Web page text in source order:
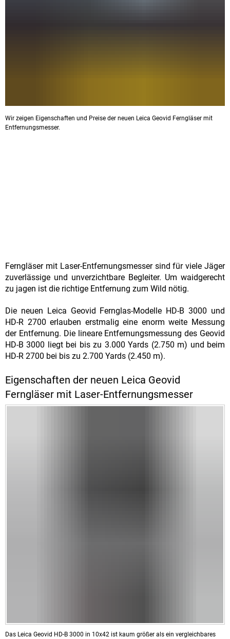
Wir zeigen Eigenschaften und Preise der neuen Leica Geovid Ferngläser mit
Entfernungsmesser.
Ferngläser mit Laser-Entfernungsmesser sind für viele Jäger
zuverlässige und unverzichtbare Begleiter. Um waidgerecht
zu jagen ist die richtige Entfernung zum Wild nötig.
Die neuen Leica Geovid Fernglas-Modelle HD-B 3000 und
HD-R 2700 erlauben erstmalig eine enorm weite Messung
der Entfernung. Die lineare Entfernungsmessung des Geovid
HD-B 3000 liegt bei bis zu 3.000 Yards (2.750 m) und beim
HD-R 2700 bei bis zu 2.700 Yards (2.450 m).
Eigenschaften der neuen Leica Geovid
Ferngläser mit Laser-Entfernungsmesser
Das Leica Geovid HD-B 3000 in 10x42 ist kaum größer als ein vergleichbares